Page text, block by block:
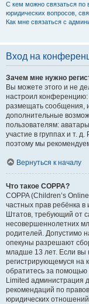
С кем можно связаться по
юридических вопросов,
Как мне связаться с
Вход на
Зачем мне нужно
Вы можете этого и не
настроил конференцию:
размещать сообщения,
дополнительные
пользователям:
участие в группах и т.
поэтому мы
Вернуться к началу
Что такое COPPA?
COPPA (Children’s
частных прав ребёнка
Штатов, требующий от
несовершеннолетних
родителей. Допустимо
опекуны разрешают
младше 13 лет. Если вы
регистрирующемуся на
обратитесь за помощью
Limited администрация
рекомендаций по
юридических